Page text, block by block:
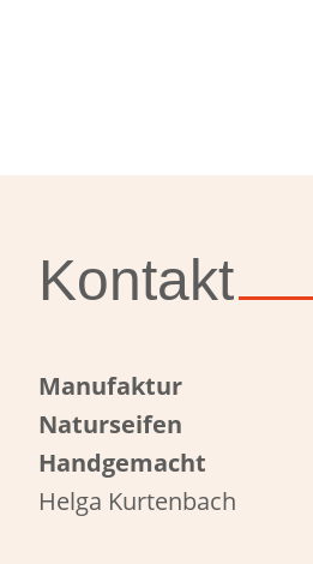
Kontakt
Manufaktur
Naturseifen
Handgemacht
Helga Kurtenbach